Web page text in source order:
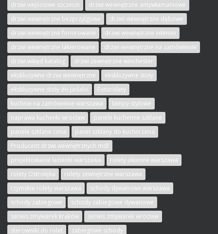
drzwi wejściowe szczecin
drzwi wewnętrzne antywłamaniowe
drzwi wewnętrzne bezprzylgowe
drzwi wewnętrzne dębowe
drzwi wewnętrzne fornirowane
drzwi wewnętrzne intenso
drzwi wewnętrzne lakierowane
drzwi wewnętrzne na zamówienie
drzwi wikęd katalog
drzwi zewnętrzne winchester
ekskluzywne drzwi wewnętrzne
ekskluzywne stoły
ekskluzywne stoły do jadalni
Fotorolety
kuchnie na zamówienie warszawa
lampy stylowe
naprawa kuchenki wrocław
panele kuchenne szklane
panele szklane cena
panel szklany do kuchni cena
Producent drzwi wewnętrznych mdf
projektowanie łazienki warszawa
rolety okienne warszawa
rolety Ostrołęka
rolety zewnętrzne warszawa
rzymskie rolety warszawa
schody dywanowe warszawa
schody zabiegowe
schody zabiegowe dywanowe
serwis zmywarek kraków
serwis zmywarek wrocław
sterowniki do rolet
zabiegowe schody